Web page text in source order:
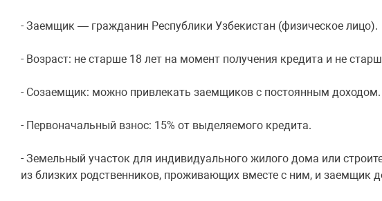
- Заемщик — гражданин Республики Узбекистан (физическое лицо).
- Возраст: не старше 18 лет на момент получения кредита и не
- Созаемщик: можно привлекать заемщиков с постоянным доходом.
- Первоначальный взнос: 15% от выделяемого кредита.
- Земельный участок для индивидуального жилого дома или
из близких родственников, проживающих вместе с ним, и заемщик